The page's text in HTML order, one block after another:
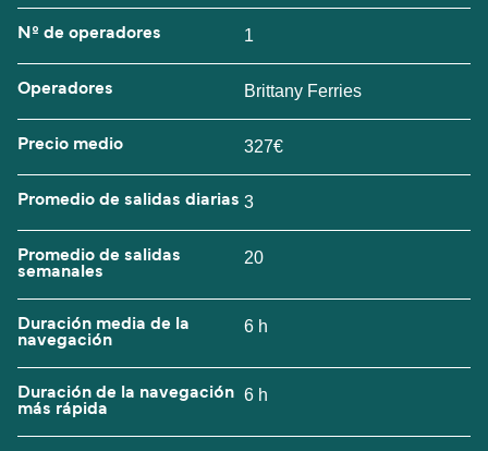
Nº de operadores 1
Operadores Brittany Ferries
Precio medio 327€
Promedio de salidas diarias 3
Promedio de salidas
semanales
20
Duración media de la
navegación
6 h
Duración de la navegación
más rápida
6 h